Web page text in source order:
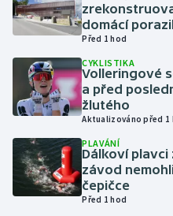
Judo
Krasobruslení
Lezení
Lyže a snowboard
Moderní pětiboj
domácí
Před 1 hod
CYKLISTIKA
Volleringové
a před
žlutého
Aktualizováno před 1
PLAVÁNÍ
Dálkoví plavci
závod
čepičce
Před 1 hod